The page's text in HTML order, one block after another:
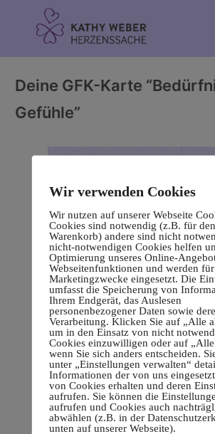
Deine GFK-Karte
Gefühle”
Wir verwenden Cookies
Wir nutzen auf unserer Webseite
Cookies sind notwendig (z.B. für den
Warenkorb) andere sind nicht
nicht-notwendigen Cookies helfen
Optimierung unseres Online-
Webseitenfunktionen und werden für
Marketingzwecke eingesetzt. Die
umfasst die Speicherung von
Ihrem Endgerät, das Auslesen
personenbezogener Daten sowie
Verarbeitung. Klicken Sie auf „Alle
um in den Einsatz von nicht
Cookies einzuwilligen oder auf „Alle
wenn Sie sich anders entscheiden.
unter „Einstellungen verwalten“
Informationen der von uns
von Cookies erhalten und deren
aufrufen. Sie können die
aufrufen und Cookies auch
abwählen (z.B. in der
unten auf unserer Webseite).